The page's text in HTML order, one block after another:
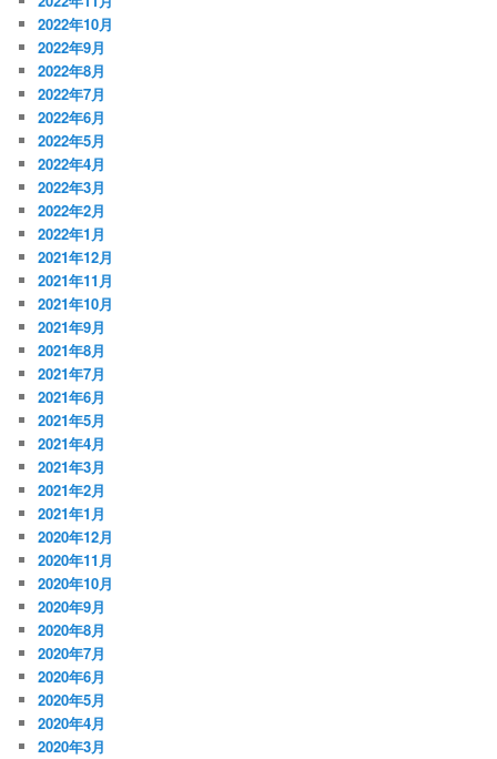
2022年10月
2022年9月
2022年8月
2022年7月
2022年6月
2022年5月
2022年4月
2022年3月
2022年2月
2022年1月
2021年12月
2021年11月
2021年10月
2021年9月
2021年8月
2021年7月
2021年6月
2021年5月
2021年4月
2021年3月
2021年2月
2021年1月
2020年12月
2020年11月
2020年10月
2020年9月
2020年8月
2020年7月
2020年6月
2020年5月
2020年4月
2020年3月